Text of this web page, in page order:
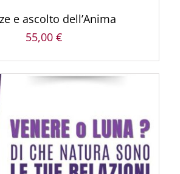
e ascolto dell’Anima
55,00 €